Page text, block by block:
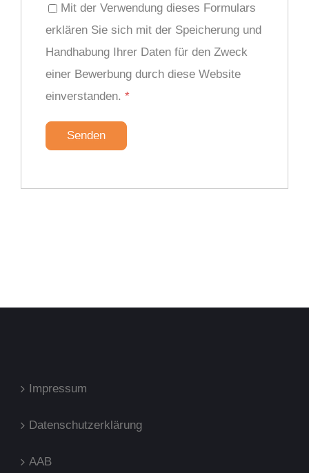
Mit der Verwendung dieses Formulars
erklären Sie sich mit der Speicherung und
Handhabung Ihrer Daten für den Zweck
einer Bewerbung durch diese Website
einverstanden. *
Impressum
Datenschutzerklärung
AAB